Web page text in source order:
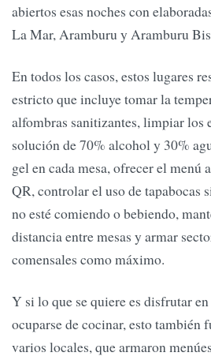
abiertos esas noches con
La Mar, Aramburu y Aramburu
En todos los casos, estos lugares
estricto que incluye tomar la
alfombras sanitizantes, limpiar los
solución de 70% alcohol y 30%
gel en cada mesa, ofrecer el menú
QR, controlar el uso de tapabocas
no esté comiendo o bebiendo,
distancia entre mesas y armar
comensales como máximo.
Y si lo que se quiere es disfrutar
ocuparse de cocinar, esto también
varios locales, que armaron